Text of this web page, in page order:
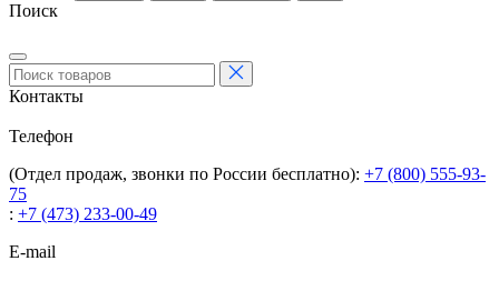
Поиск
Контакты
Телефон
(Отдел продаж, звонки по России бесплатно): +7 (800) 555-93-
75
: +7 (473) 233-00-49
E-mail